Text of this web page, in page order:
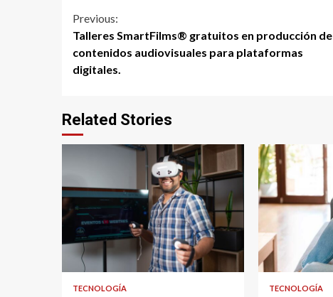
Continue
Reading
Previous:
Talleres SmartFilms® gratuitos en producción de
contenidos audiovisuales para plataformas
digitales.
Related Stories
TECNOLOGÍA TECNOLOGÍA